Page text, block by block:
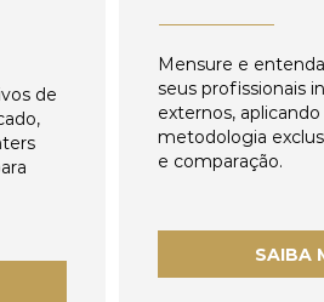
de
Mensure e
seus profissionais
externos,
metodologia
e comparação.
SAIBA